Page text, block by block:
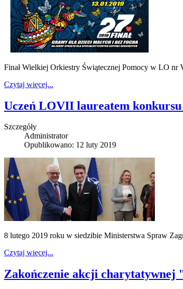
Finał Wielkiej Orkiestry Świątecznej Pomocy w LO nr
Czytaj więcej...
Uczeń LOVII laureatem konkursu
Szczegóły
Administrator
Opublikowano: 12 luty 2019
8 lutego 2019 roku w siedzibie Ministerstwa Spraw
Czytaj więcej...
Zakończenie akcji